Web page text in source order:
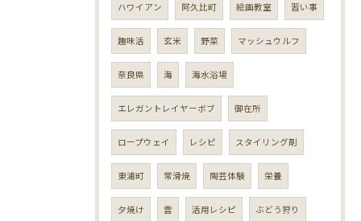
ハワイアン 阿久比町 絵画教室 習い事
趣味活 玄米 野菜 マッシュウルフ
奈良県 海 海水浴場
エレガントレイヤーボブ 御在所
ロープウェイ レシピ スタイリング剤
東浦町 常滑焼 陶芸体験 栄養
夕焼け 雲 活用レシピ ぶどう狩り